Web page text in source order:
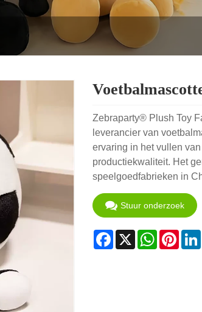
Zebraparty® Plush Toy
leverancier van
ervaring in het vullen
productiekwaliteit. Het
speelgoedfabrieken in
Stuur onderzoek
Facebook
X WhatsApp